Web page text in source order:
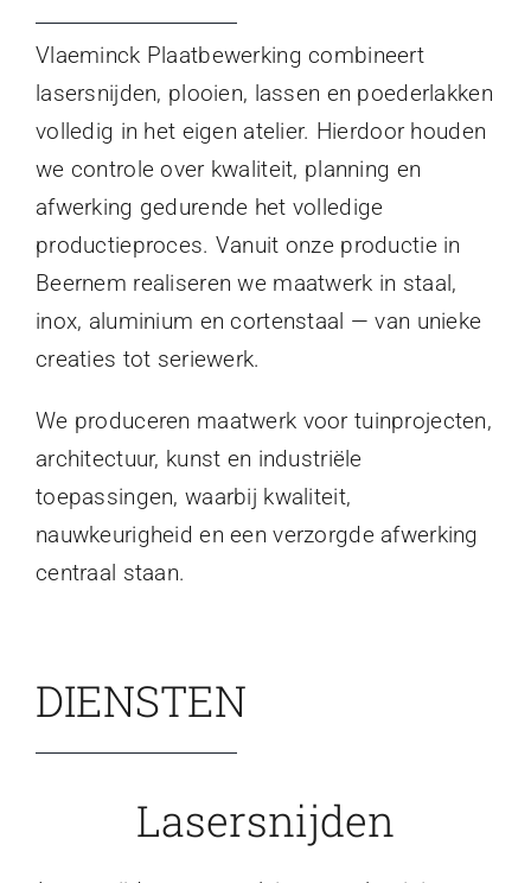
Vlaeminck Plaatbewerking combineert
lasersnijden, plooien, lassen en poederlakken
volledig in het eigen atelier. Hierdoor houden
we controle over kwaliteit, planning en
afwerking gedurende het volledige
productieproces. Vanuit onze productie in
Beernem realiseren we maatwerk in staal,
inox, aluminium en cortenstaal — van unieke
creaties tot seriewerk.
We produceren maatwerk voor tuinprojecten,
architectuur, kunst en industriële
toepassingen, waarbij kwaliteit,
nauwkeurigheid en een verzorgde afwerking
centraal staan.
DIENSTEN
Lasersnijden